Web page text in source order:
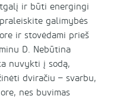
ir būti energingi
galimybės
ir stovėdami prieš
D. Nebūtina
nuvykti į sodą,
dviračiu – svarbu,
nes buvimas